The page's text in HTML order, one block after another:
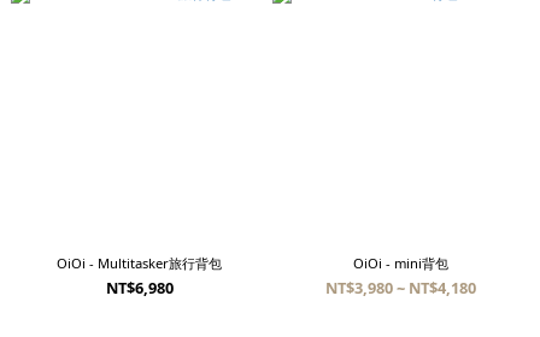
OiOi - Multitasker旅行背包
NT$6,980
OiOi - mini背包
NT$3,980 ~ NT$4,180